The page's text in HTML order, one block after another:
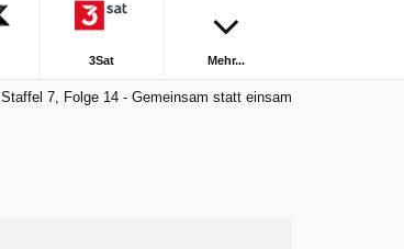
3Sat Mehr...
Staffel 7, Folge 14 - Gemeinsam statt einsam